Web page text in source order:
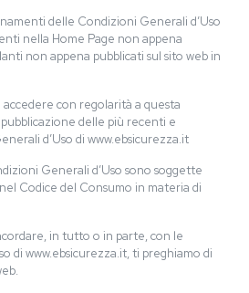
delle Condizioni Generali d’Uso
nella Home Page non appena
non appena pubblicati sul sito web in
con regolarità a questa
delle più recenti e
d’Uso di www.ebsicurezza.it
Generali d’Uso sono soggette
Codice del Consumo in materia di
in tutto o in parte, con le
di www.ebsicurezza.it, ti preghiamo di